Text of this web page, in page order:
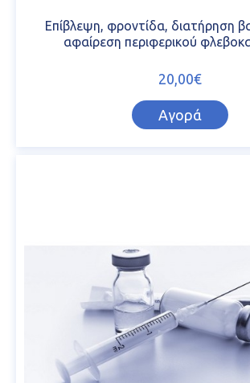
Επίβλεψη, φροντίδα, διατήρηση
αφαίρεση περιφερικού
20,00€
Αγορά